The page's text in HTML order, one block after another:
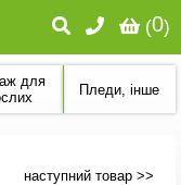
(0)
для
Пледи, інше
наступний товар >>